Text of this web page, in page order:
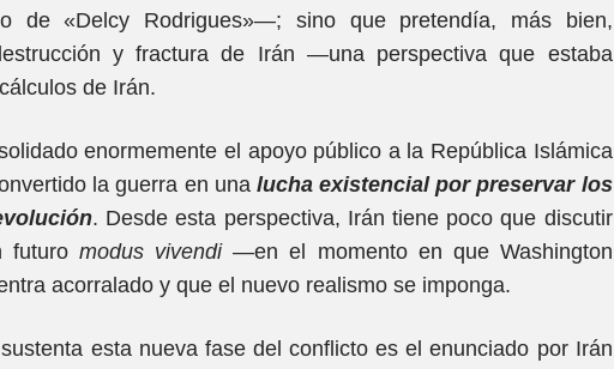
de «Delcy Rodrigues»—; sino que pretendía, más bien,
y fractura de Irán —una perspectiva que estaba
de Irán.
enormemente el apoyo público a la República Islámica
la guerra en una lucha existencial por preservar los
. Desde esta perspectiva, Irán tiene poco que discutir
futuromodus vivendi—en el momento en que Washington
acorralado y que el nuevo realismo se imponga.
esta nueva fase del conflicto es el enunciado por Irán